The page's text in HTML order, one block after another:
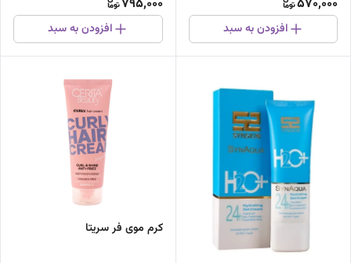
570,000
افزودن به سبد
795,000
افزودن به سبد
کرم موی فر سریتا